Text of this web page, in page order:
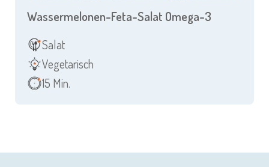
Wassermelonen-Feta-Salat Omega-3
Salat
Vegetarisch
15 Min.